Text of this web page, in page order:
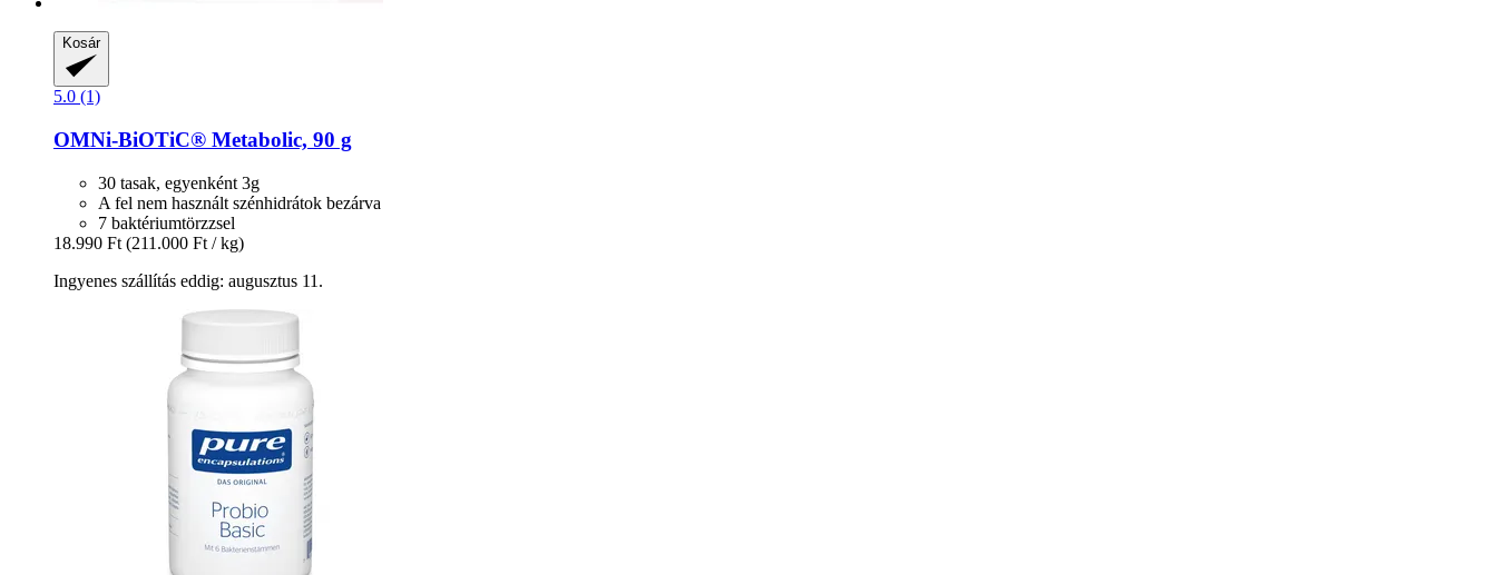
Kosár
5.0 (1)
OMNi-BiOTiC® Metabolic, 90 g
30 tasak, egyenként 3g
A fel nem használt szénhidrátok bezárva
7 baktériumtörzzsel
18.990 Ft (211.000 Ft / kg)
Ingyenes szállítás eddig: augusztus 11.